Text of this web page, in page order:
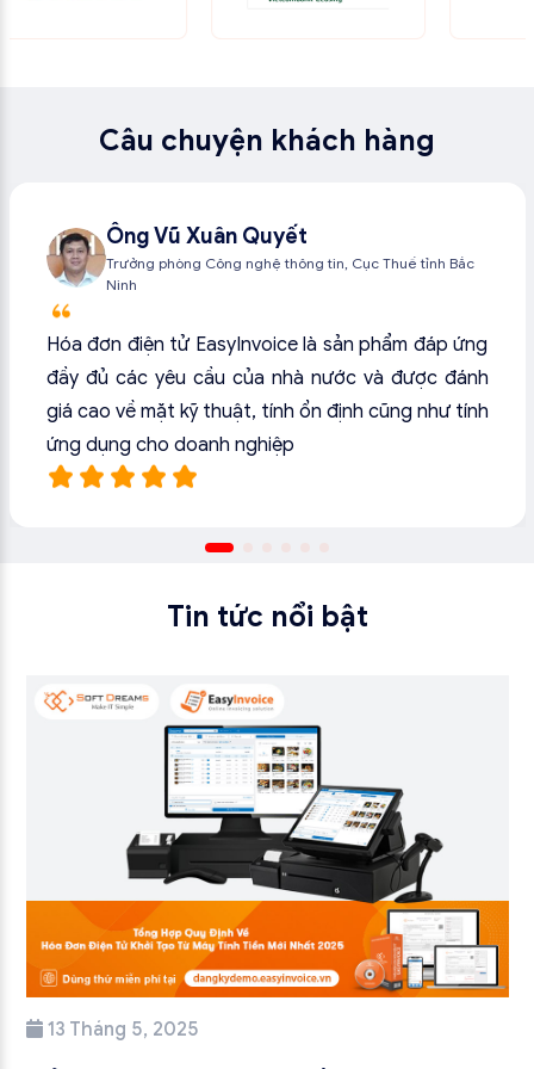
Câu chuyện khách hàng
Ông Vũ Xuân Quyết
Trưởng phòng Công nghệ thông tin, Cục Thuế tỉnh Bắc
Ninh
Hóa đơn điện tử EasyInvoice là sản phẩm đáp ứng
đầy đủ các yêu cầu của nhà nước và được đánh
giá cao về mặt kỹ thuật, tính ổn định cũng như tính
ứng dụng cho doanh nghiệp
Tin tức nổi bật
13 Tháng 5, 2025